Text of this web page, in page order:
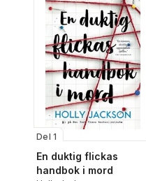
Del 1
En duktig flickas
handbok i mord